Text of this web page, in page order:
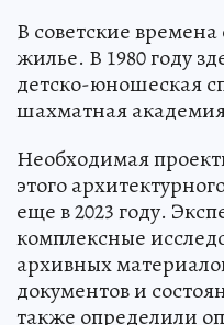
В советские
жилье. В 1980 году
детско-юношеская
шахматная
Необходимая
этого
еще в 2023 году.
комплексные
архивных
документов и
также определили